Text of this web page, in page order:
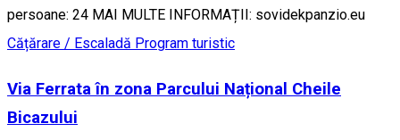
persoane: 24 MAI MULTE INFORMAȚII: sovidekpanzio.eu
Cățărare / Escaladă Program turistic
Via Ferrata în zona Parcului Național Cheile
Bicazului